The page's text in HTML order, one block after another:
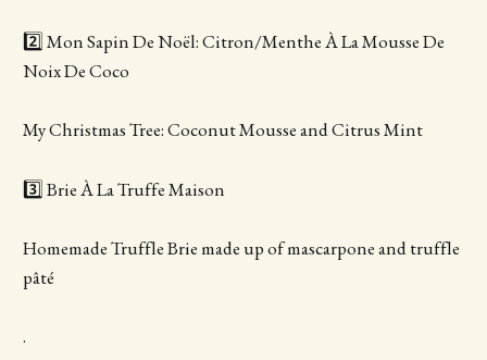
2️⃣ Mon Sapin De Noël: Citron/Menthe À La Mousse De
Noix De Coco
My Christmas Tree: Coconut Mousse and Citrus Mint
3️⃣ Brie À La Truffe Maison
Homemade Truffle Brie made up of mascarpone and truffle
pâté
.